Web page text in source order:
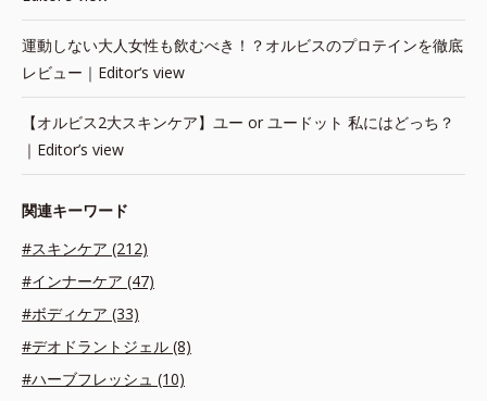
運動しない大人女性も飲むべき！？オルビスのプロテインを徹底
レビュー｜Editor‘s view
【オルビス2大スキンケア】ユー or ユードット 私にはどっち？
｜Editor’s view
関連キーワード
#スキンケア (212)
#インナーケア (47)
#ボディケア (33)
#デオドラントジェル (8)
#ハーブフレッシュ (10)